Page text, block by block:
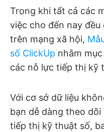
Trong khi tất cả các
việc cho đến nay
trên mạng xã hội,
số ClickUp nhằm
các nỗ lực tiếp thị kỹ
Với cơ sở dữ liệu
bạn dễ dàng theo
tiếp thị kỹ thuật số,